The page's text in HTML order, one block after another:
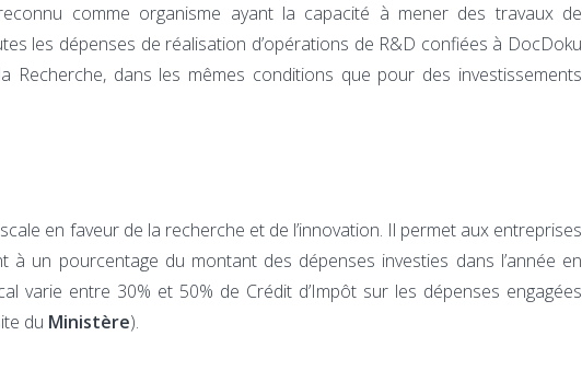
comme organisme ayant la capacité à mener des travaux de
les dépenses de réalisation d’opérations de R&D confiées à DocDoku
Recherche, dans les mêmes conditions que pour des investissements
en faveur de la recherche et de l’innovation. Il permet aux entreprises
à un pourcentage du montant des dépenses investies dans l’année en
varie entre 30% et 50% de Crédit d’Impôt sur les dépenses engagées
du Ministère).